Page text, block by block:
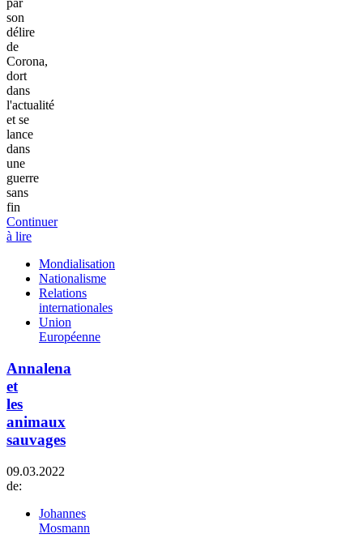
par
son
délire
de
Corona,
dort
dans
l'actualité
et se
lance
dans
une
guerre
sans
fin
Continuer
à lire
Mondialisation
Nationalisme
Relations
internationales
Union
Européenne
Annalena
et
les
animaux
sauvages
09.03.2022
de:
Johannes
Mosmann